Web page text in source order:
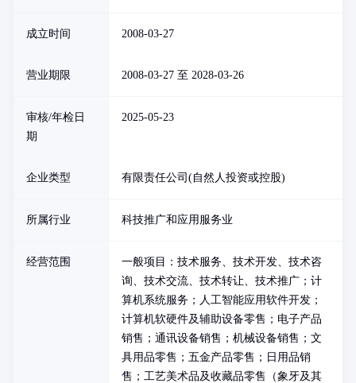
成立时间 2008-03-27
营业期限 2008-03-27 至 2028-03-26
审核/年检日
期
2025-05-23
企业类型 有限责任公司(自然人投资或控股)
所属行业 科技推广和应用服务业
经营范围
一般项目：技术服务、技术开发、技术咨
询、技术交流、技术转让、技术推广；计
算机系统服务；人工智能应用软件开发；
计算机软硬件及辅助设备零售；电子产品
销售；通讯设备销售；机械设备销售；文
具用品零售；五金产品零售；日用品销
售；工艺美术品及收藏品零售（象牙及其